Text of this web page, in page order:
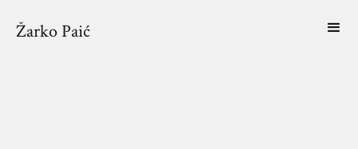
Žarko Paić